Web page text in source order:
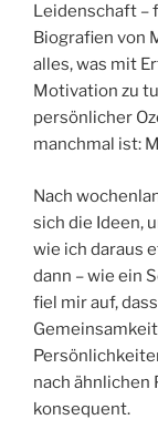
Leidenschaft –
Biografien von
alles, was mit
Motivation zu
persönlicher
manchmal ist:
Nach
sich die Ideen,
wie ich daraus
dann – wie ein
fiel mir auf,
nach ähnlichen
konsequent.